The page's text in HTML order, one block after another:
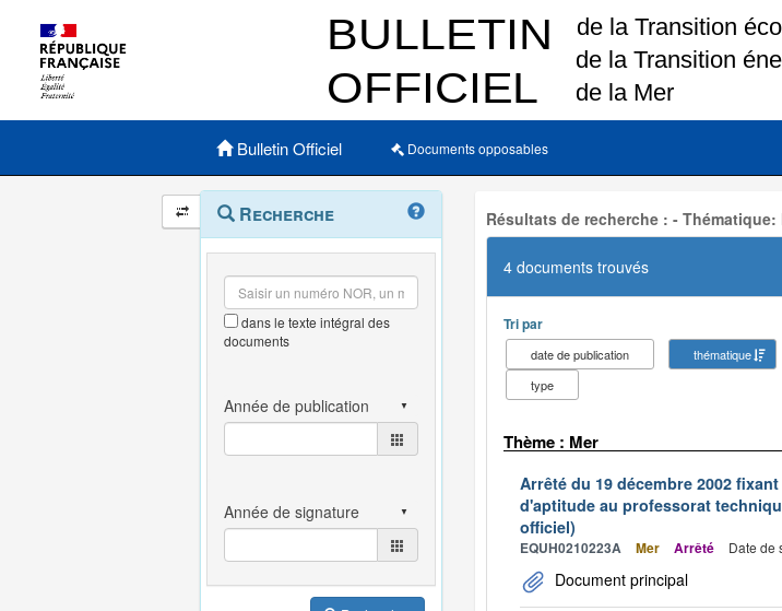
Menu principal
Bulletin Officiel Documents opposables
Navigation
et
outils
annexes
Menu
contextuel
Recherche
dans le texte intégral des
documents
Résultats de recherche : -
4 documents trouvés
Tri par
date de publication thématique
type
Thème : Mer
Arrêté du 19 décembre 2002
d'aptitude au professorat
officiel)
EQUH0210223A Mer Arrêté Date de
Document principal